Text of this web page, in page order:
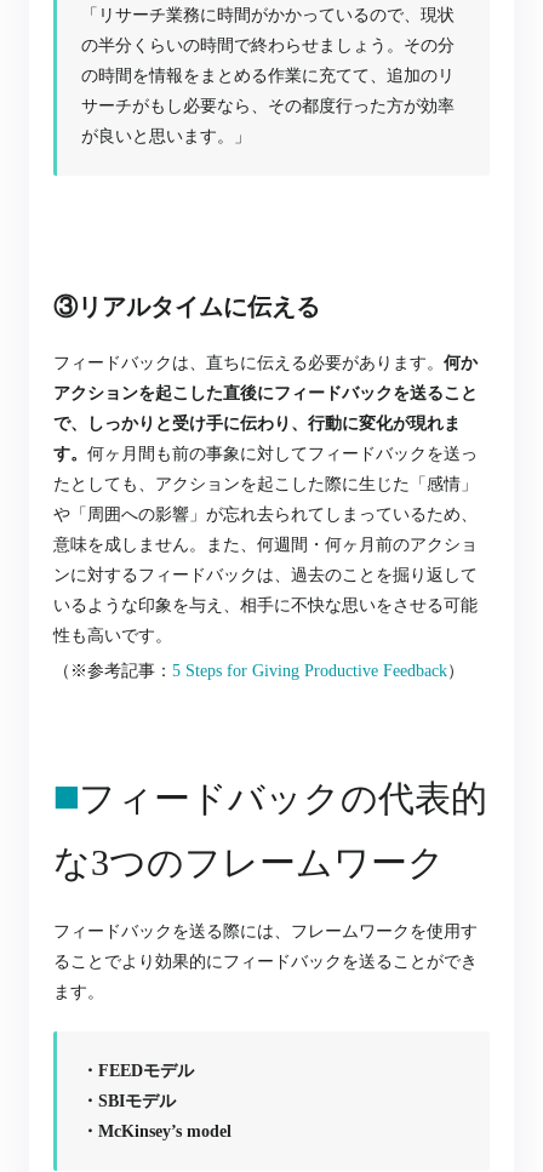
「リサーチ業務に時間がかかっているので、現状
の半分くらいの時間で終わらせましょう。その分
の時間を情報をまとめる作業に充てて、追加のリ
サーチがもし必要なら、その都度行った方が効率
が良いと思います。」
③リアルタイムに伝える
フィードバックは、直ちに伝える必要があります。 何か
アクションを起こした直後にフィードバックを送ること
で、しっかりと受け手に伝わり、行動に変化が現れま
す。 何ヶ月間も前の事象に対してフィードバックを送っ
たとしても、アクションを起こした際に生じた「感情」
や「周囲への影響」が忘れ去られてしまっているため、
意味を成しません。
また、何週間・何ヶ月前のアクショ
ンに対するフィードバックは、過去のことを掘り返して
いるような印象を与え、相手に不快な思いをさせる可能
性も高いです。
（※参考記事： 5 Steps for Giving Productive Feedback）
◼️フィードバックの代表的
な3つのフレームワーク
フィードバックを送る際には、フレームワークを使用す
ることでより効果的にフィードバックを送ることができ
ます。
・FEEDモデル
・SBIモデル
・McKinsey’s model